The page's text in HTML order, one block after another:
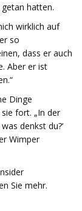
hatten.
wirklich auf
so
dass er auch
Aber er ist
Dinge
fort. „In der
denkst du?‘
Wimper
Sie mehr.